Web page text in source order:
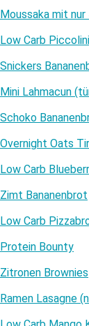
Moussaka mit
Low Carb
Snickers
Mini Lahmacun
Schoko
Overnight Oats
Low Carb
Zimt Bananenbrot
Low Carb
Protein Bounty
Zitronen Brownies
Ramen Lasagne